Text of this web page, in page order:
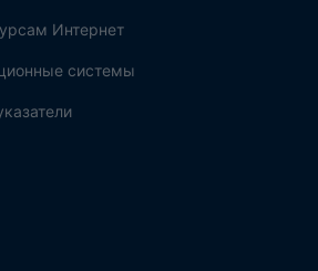
Интернет
системы